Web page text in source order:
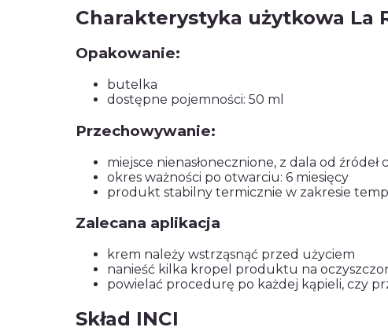
Charakterystyka użytkowa La
Opakowanie:
butelka
dostępne pojemności: 50 ml
Przechowywanie:
miejsce nienasłonecznione, z dala od źródeł
okres ważności po otwarciu: 6 miesięcy
produkt stabilny termicznie w zakresie
Zalecana aplikacja
krem należy wstrząsnąć przed użyciem
nanieść kilka kropel produktu na
powielać procedurę po każdej kąpieli, czy
Skład INCI